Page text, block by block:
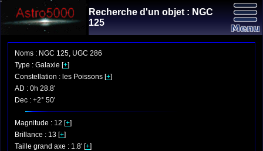
Recherche d'un objet : NGC
125
Noms : NGC 125, UGC 286
Type : Galaxie [+]
Constellation : les Poissons [+]
AD : 0h 28.8'
Dec : +2° 50'
Magnitude : 12 [+]
Brillance : 13 [+]
Taille grand axe : 1.8' [+]